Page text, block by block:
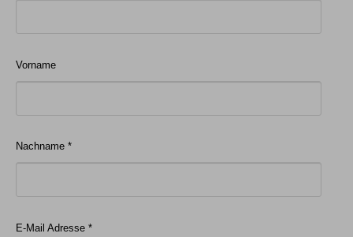
Vorname
Nachname *
E-Mail Adresse *